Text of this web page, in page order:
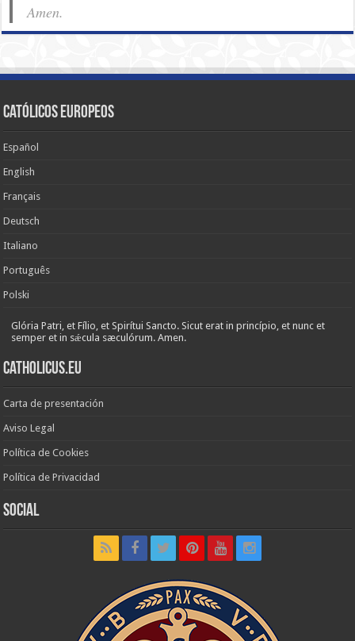
Amen.
Católicos Europeos
Español
English
Français
Deutsch
Italiano
Português
Polski
Glória Patri, et Fílio, et Spirítui Sancto. Sicut erat in princípio, et nunc et
semper et in sǽcula sæculórum. Amen.
Catholicus.eu
Carta de presentación
Aviso Legal
Política de Cookies
Política de Privacidad
Social